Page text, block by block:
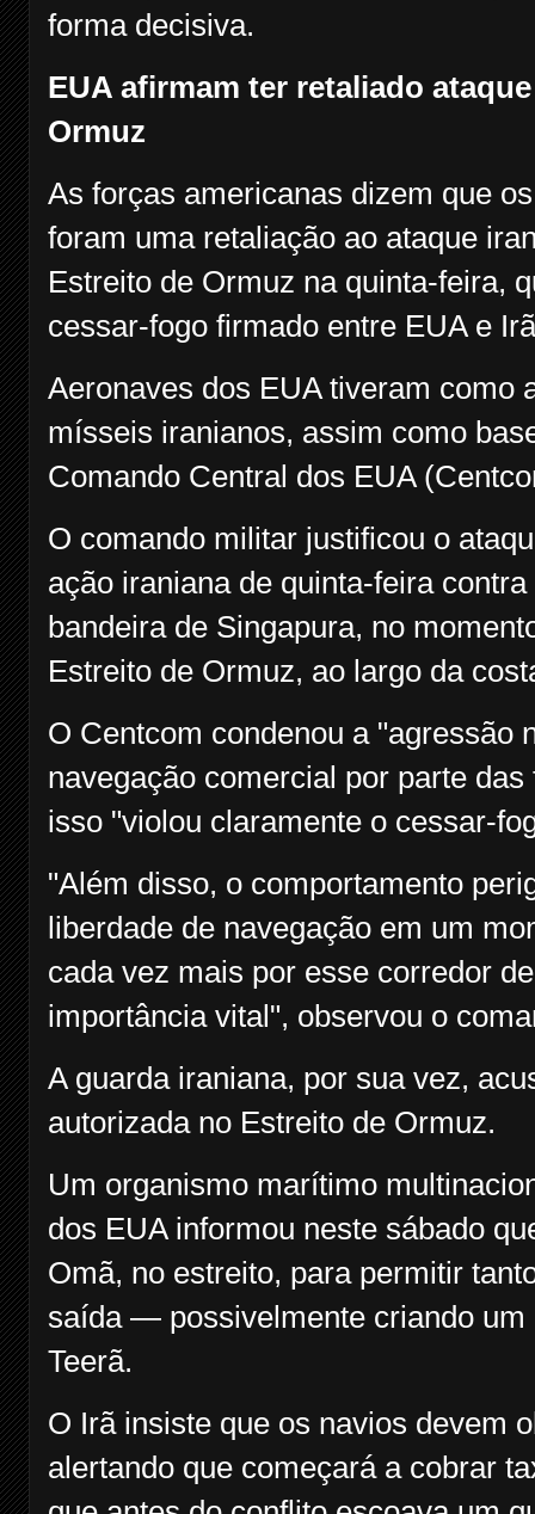
forma decisiva.
EUA afirmam ter retaliado
Ormuz
As forças americanas dizem que
foram uma retaliação ao ataque
Estreito de Ormuz na quinta-feira,
cessar-fogo firmado entre EUA e
Aeronaves dos EUA tiveram como
mísseis iranianos, assim como
Comando Central dos EUA
O comando militar justificou o
ação iraniana de quinta-feira
bandeira de Singapura, no
Estreito de Ormuz, ao largo da
O Centcom condenou a "agressão
navegação comercial por parte
isso "violou claramente o cessar-
"Além disso, o comportamento
liberdade de navegação em um
cada vez mais por esse corredor
importância vital", observou o
A guarda iraniana, por sua vez,
autorizada no Estreito de Ormuz.
Um organismo marítimo
dos EUA informou neste sábado
Omã, no estreito, para permitir
saída — possivelmente criando um
Teerã.
O Irã insiste que os navios devem
alertando que começará a cobrar